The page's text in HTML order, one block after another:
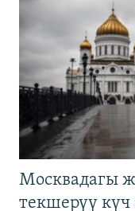
Москвадагы
текшерүү күч